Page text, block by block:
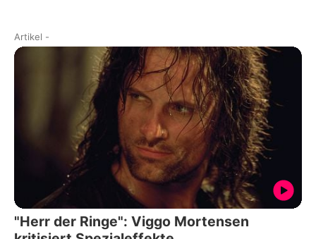
Artikel -
"Herr der Ringe": Viggo Mortensen